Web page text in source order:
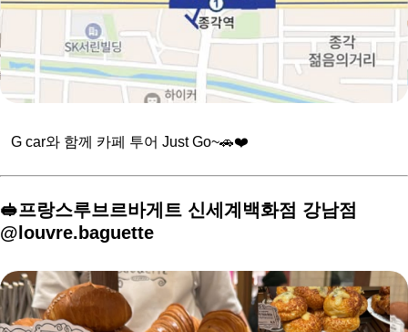
⠀G car와 함께 카페 투어 Just Go~🚗❤️
🥪프랑스루브르바게트 신세계백화점 강남점
@louvre.baguette